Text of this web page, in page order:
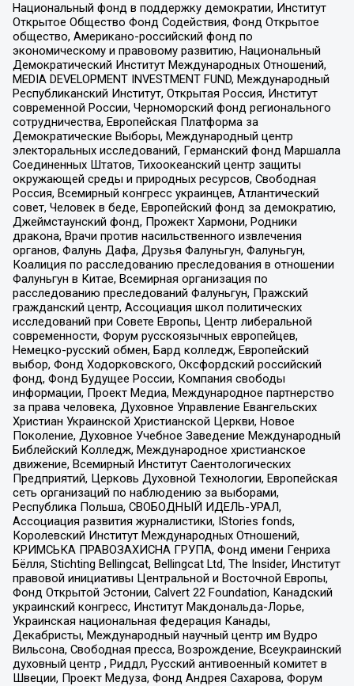
Национальный фонд в поддержку демократии, Институт
Открытое Общество Фонд Содействия, Фонд Открытое
общество, Американо-российский фонд по
экономическому и правовому развитию, Национальный
Демократический Институт Международных Отношений,
MEDIA DEVELOPMENT INVESTMENT FUND, Международный
Республиканский Институт, Открытая Россия, Институт
современной России, Черноморский фонд регионального
сотрудничества, Европейская Платформа за
Демократические Выборы, Международный центр
электоральных исследований, Германский фонд Маршалла
Соединенных Штатов, Тихоокеанский центр защиты
окружающей среды и природных ресурсов, Свободная
Россия, Всемирный конгресс украинцев, Атлантический
совет, Человек в беде, Европейский фонд за демократию,
Джеймстаунский фонд, Прожект Хармони, Родники
дракона, Врачи против насильственного извлечения
органов, Фалунь Дафа, Друзья Фалуньгун, Фалуньгун,
Коалиция по расследованию преследования в отношении
Фалуньгун в Китае, Всемирная организация по
расследованию преследований Фалуньгун, Пражский
гражданский центр, Ассоциация школ политических
исследований при Совете Европы, Центр либеральной
современности, Форум русскоязычных европейцев,
Немецко-русский обмен, Бард колледж, Европейский
выбор, Фонд Ходорковского, Оксфордский российский
фонд, Фонд Будущее России, Компания свободы
информации, Проект Медиа, Международное партнерство
за права человека, Духовное Управление Евангельских
Христиан Украинской Христианской Церкви, Новое
Поколение, Духовное Учебное Заведение Международный
Библейский Колледж, Международное христианское
движение, Всемирный Институт Саентологических
Предприятий, Церковь Духовной Технологии, Европейская
сеть организаций по наблюдению за выборами,
Республика Польша, СВОБОДНЫЙ ИДЕЛЬ-УРАЛ,
Ассоциация развития журналистики, IStories fonds,
Королевский Институт Международных Отношений,
КРИМСЬКА ПРАВОЗАХИСНА ГРУПА, Фонд имени Генриха
Бёлля, Stichting Bellingcat, Bellingcat Ltd, The Insider, Институт
правовой инициативы Центральной и Восточной Европы,
Фонд Открытой Эстонии, Calvert 22 Foundation, Канадский
украинский конгресс, Институт Макдональда-Лорье,
Украинская национальная федерация Канады,
Декабристы, Международный научный центр им Вудро
Вильсона, Свободная пресса, Возрождение, Всеукраинский
духовный центр , Риддл, Русский антивоенный комитет в
Швеции, Проект Медуза, Фонд Андрея Сахарова, Форум